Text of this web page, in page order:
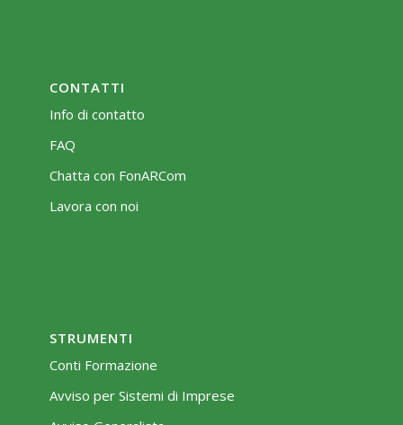
CONTATTI
Info di contatto
FAQ
Chatta con FonARCom
Lavora con noi
STRUMENTI
Conti Formazione
Avviso per Sistemi di Imprese